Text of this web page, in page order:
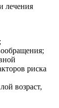
лечения
риска
возраст,